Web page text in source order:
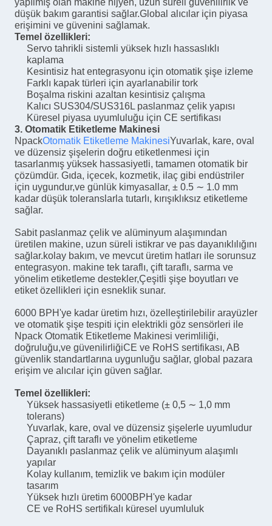
yapılmış olan makine hijyen, uzun süreli güvenilirlik ve
düşük bakım garantisi sağlar.Global alıcılar için piyasa
erişimini ve güvenini sağlamak.
Temel özellikleri:
Servo tahrikli sistemli yüksek hızlı hassaslıklı
kaplama
Kesintisiz hat entegrasyonu için otomatik şişe izleme
Farklı kapak türleri için ayarlanabilir tork
Boşalma riskini azaltan kesintisiz çalışma
Kalıcı SUS304/SUS316L paslanmaz çelik yapısı
Küresel piyasa uyumluluğu için CE sertifikası
3. Otomatik Etiketleme Makinesi
NpackOtomatik Etiketleme MakinesiYuvarlak, kare, oval
ve düzensiz şişelerin doğru etiketlenmesi için
tasarlanmış yüksek hassasiyetli, tamamen otomatik bir
çözümdür. Gıda, içecek, kozmetik, ilaç gibi endüstriler
için uygundur,ve günlük kimyasallar, ± 0.5 ∼ 1.0 mm
kadar düşük toleranslarla tutarlı, kırışıklıksız etiketleme
sağlar.
Sabit paslanmaz çelik ve alüminyum alaşımından
üretilen makine, uzun süreli istikrar ve pas dayanıklılığını
sağlar.kolay bakım, ve mevcut üretim hatları ile sorunsuz
entegrasyon. makine tek taraflı, çift taraflı, sarma ve
yönelim etiketleme destekler,Çeşitli şişe boyutları ve
etiket özellikleri için esneklik sunar.
6000 BPH'ye kadar üretim hızı, özelleştirilebilir arayüzler
ve otomatik şişe tespiti için elektrikli göz sensörleri ile
Npack Otomatik Etiketleme Makinesi verimliliği,
doğruluğu,ve güvenilirliğiCE ve RoHS sertifikası, AB
güvenlik standartlarına uygunluğu sağlar, global pazara
erişim ve alıcılar için güven sağlar.
Temel özellikleri:
Yüksek hassasiyetli etiketleme (± 0,5 ∼ 1,0 mm
tolerans)
Yuvarlak, kare, oval ve düzensiz şişelerle uyumludur
Çapraz, çift taraflı ve yönelim etiketleme
Dayanıklı paslanmaz çelik ve alüminyum alaşımlı
yapılar
Kolay kullanım, temizlik ve bakım için modüler
tasarım
Yüksek hızlı üretim 6000BPH'ye kadar
CE ve RoHS sertifikalı küresel uyumluluk